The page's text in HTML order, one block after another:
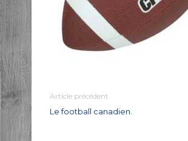
Article précédent
Le football canadien.